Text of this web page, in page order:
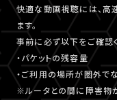
快適な動画視聴には、高
ます。
事前に必ず以下をご確認
・パケットの残容量
・ご利用の場所が圏外で
※ルータとの間に障害物